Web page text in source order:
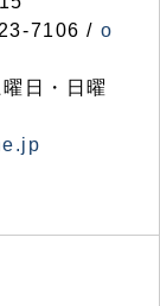
7106 / o
日・日曜